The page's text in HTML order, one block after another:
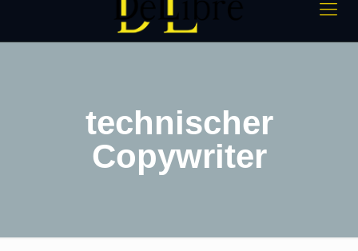
technischer
Copywriter